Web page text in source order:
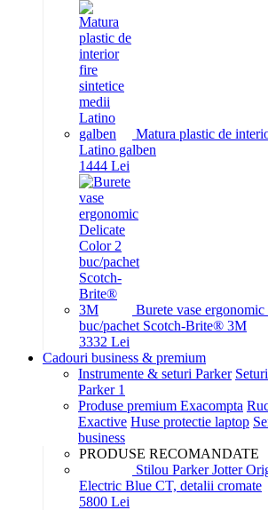
Matura plastic de
Latino galben
1444 Lei
Burete vase
buc/pachet Scotch-Brite® 3M
3332 Lei
Cadouri business & premium
Instrumente & seturi Parker
Parker 1
Produse premium Exacompta
Exactive Huse protectie laptop
business
PRODUSE RECOMANDATE
Stilou Parker Jotter
Electric Blue CT, detalii cromate
5800 Lei